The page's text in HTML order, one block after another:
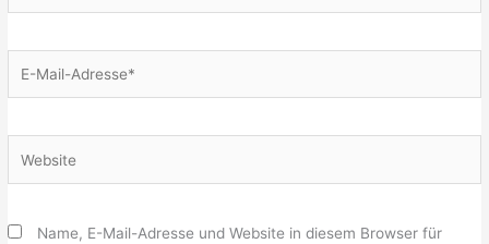
Mail-
Name, E-Mail-Adresse und Website in diesem Browser für